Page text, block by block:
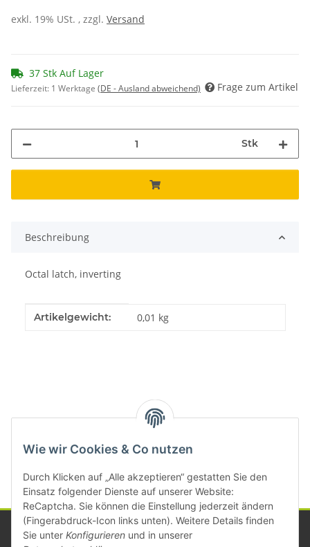
Wie wir Cookies & Co nutzen
Durch Klicken auf „Alle akzeptieren“ gestatten Sie den
Einsatz folgender Dienste auf unserer Website:
ReCaptcha. Sie können die Einstellung jederzeit ändern
(Fingerabdruck-Icon links unten). Weitere Details finden
Sie unter Konfigurieren und in unserer
exkl. 19% USt. , zzgl. Versand
37 Stk Auf Lager
Lieferzeit: 1 Werktage (DE - Ausland abweichend) Frage zum Artikel
Stk
Beschreibung
Octal latch, inverting
Produkteigenschaft
Wert
Artikelgewicht: 0,01 kg
Kategorien